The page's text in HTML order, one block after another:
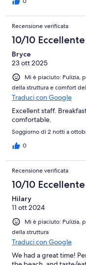
Recensione verificata
10/10 Eccellente
Bryce
23 ott 2025
Mi è piaciuto: Pulizia,
della struttura e comfort
Traduci con Google
Excellent staff.
comfortable.
Soggiorno di 2 notti a
0
Recensione verificata
10/10 Eccellente
Hilary
11 ott 2024
Mi è piaciuto: Pulizia,
della struttura
Traduci con Google
We had a great time!